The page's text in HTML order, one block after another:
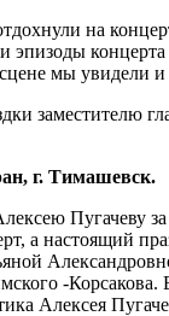
на
мы увидели
заместителю
г. Тимашевск.
Пугачеву
а настоящий
-
Алексея